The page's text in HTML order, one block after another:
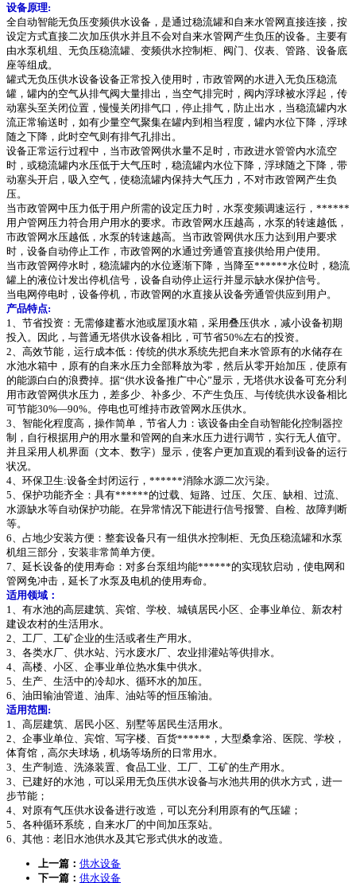
设备原理:
全自动智能无负压变频供水设备，是通过稳流罐和自来水管网直接连接，按
设定方式直接二次加压供水并且不会对自来水管网产生负压的设备。主要有
由水泵机组、无负压稳流罐、变频供水控制柜、阀门、仪表、管路、设备底
座等组成。
罐式无负压供水设备设备正常投入使用时，市政管网的水进入无负压稳流
罐，罐内的空气从排气阀大量排出，当空气排完时，阀内浮球被水浮起，传
动塞头至关闭位置，慢慢关闭排气口，停止排气，防止出水，当稳流罐内水
流正常输送时，如有少量空气聚集在罐内到相当程度，罐内水位下降，浮球
随之下降，此时空气则有排气孔排出。
设备正常运行过程中，当市政管网供水量不足时，市政进水管管内水流空
时，或稳流罐内水压低于大气压时，稳流罐内水位下降，浮球随之下降，带
动塞头开启，吸入空气，使稳流罐内保持大气压力，不对市政管网产生负
压。
当市政管网中压力低于用户所需的设定压力时，水泵变频调速运行，******
用户管网压力符合用户用水的要求。市政管网水压越高，水泵的转速越低，
市政管网水压越低，水泵的转速越高。当市政管网供水压力达到用户要求
时，设备自动停止工作，市政管网的水通过旁通管直接供给用户使用。
当市政管网停水时，稳流罐内的水位逐渐下降，当降至******水位时，稳流
罐上的液位计发出停机信号，设备自动停止运行并显示缺水保护信号。
当电网停电时，设备停机，市政管网的水直接从设备旁通管供应到用户。
产品特点:
1、节省投资：无需修建蓄水池或屋顶水箱，采用叠压供水，减小设备初期
投入。因此，与普通无塔供水设备相比，可节省50%左右的投资。
2、高效节能，运行成本低：传统的供水系统先把自来水管原有的水储存在
水池水箱中，原有的自来水压力全部释放为零，然后从零开始加压，使原有
的能源白白的浪费掉。据“供水设备推广中心”显示，无塔供水设备可充分利
用市政管网供水压力，差多少、补多少、不产生负压、与传统供水设备相比
可节能30%—90%。停电也可维持市政管网水压供水。
3、智能化程度高，操作简单，节省人力：该设备由全自动智能化控制器控
制，自行根据用户的用水量和管网的自来水压力进行调节，实行无人值守。
并且采用人机界面（文本、数字）显示，使客户更加直观的看到设备的运行
状况。
4、环保卫生:设备全封闭运行，******消除水源二次污染。
5、保护功能齐全：具有******的过载、短路、过压、欠压、缺相、过流、
水源缺水等自动保护功能。在异常情况下能进行信号报警、自检、故障判断
等。
6、占地少安装方便：整套设备只有一组供水控制柜、无负压稳流罐和水泵
机组三部分，安装非常简单方便。
7、延长设备的使用寿命：对多台泵组均能******的实现软启动，使电网和
管网免冲击，延长了水泵及电机的使用寿命。
适用领域：
1、有水池的高层建筑、宾馆、学校、城镇居民小区、企事业单位、新农村
建设农村的生活用水。
2、工厂、工矿企业的生活或者生产用水。
3、各类水厂、供水站、污水废水厂、农业排灌站等供排水。
4、高楼、小区、企事业单位热水集中供水。
5、生产、生活中的冷却水、循环水的加压。
6、油田输油管道、油库、油站等的恒压输油。
适用范围:
1、高层建筑、居民小区、别墅等居民生活用水。
2、企事业单位、宾馆、写字楼、百货******，大型桑拿浴、医院、学校，
体育馆，高尔夫球场，机场等场所的日常用水。
3、生产制造、洗涤装置、食品工业、工厂、工矿的生产用水。
3、已建好的水池，可以采用无负压供水设备与水池共用的供水方式，进一
步节能；
4、对原有气压供水设备进行改造，可以充分利用原有的气压罐；
5、各种循环系统，自来水厂的中间加压泵站。
6、其他：老旧水池供水及其它形式供水的改造。
上一篇： 供水设备
下一篇： 供水设备